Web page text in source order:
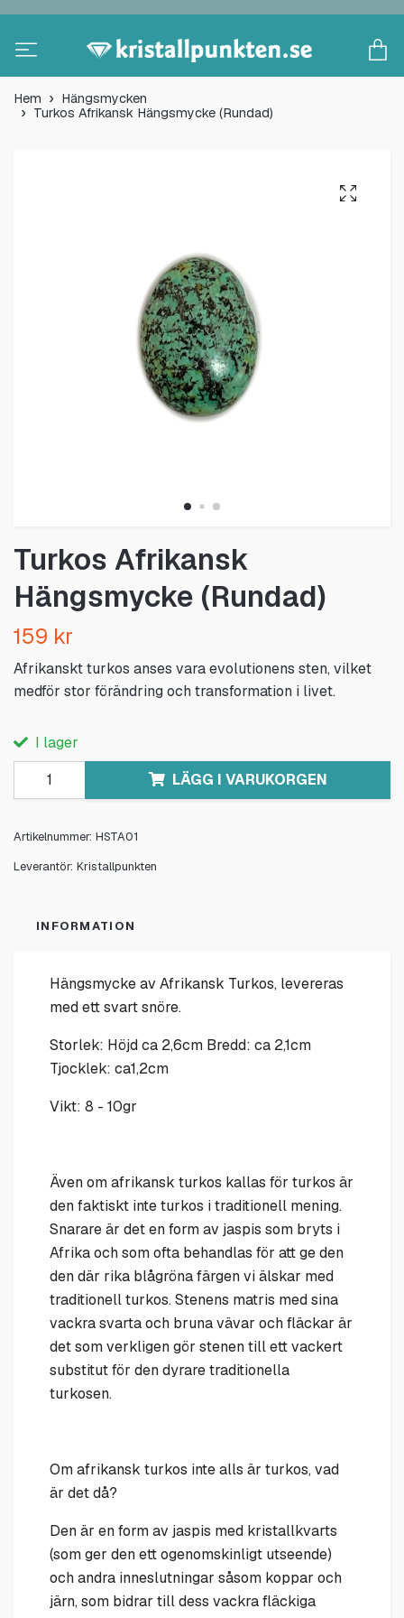
Hem
Hängsmycken
Turkos Afrikansk Hängsmycke (Rundad)
Turkos Afrikansk
Hängsmycke (Rundad)
159 kr
Afrikanskt turkos anses vara evolutionens sten, vilket
medför stor förändring och transformation i livet.
I lager
LÄGG I VARUKORGEN
Artikelnummer: HSTA01
Leverantör: Kristallpunkten
INFORMATION
Hängsmycke av Afrikansk Turkos, levereras
med ett svart snöre.
Storlek: Höjd ca 2,6cm Bredd: ca 2,1cm
Tjocklek: ca1,2cm
Vikt: 8 - 10gr
Även om afrikansk turkos kallas för turkos är
den faktiskt inte turkos i traditionell mening.
Snarare är det en form av jaspis som bryts i
Afrika och som ofta behandlas för att ge den
den där rika blågröna färgen vi älskar med
traditionell turkos. Stenens matris med sina
vackra svarta och bruna vävar och fläckar är
det som verkligen gör stenen till ett vackert
substitut för den dyrare traditionella
turkosen.
Om afrikansk turkos inte alls är turkos, vad
är det då?
Den är en form av jaspis med kristallkvarts
(som ger den ett ogenomskinligt utseende)
och andra inneslutningar såsom koppar och
järn, som bidrar till dess vackra fläckiga